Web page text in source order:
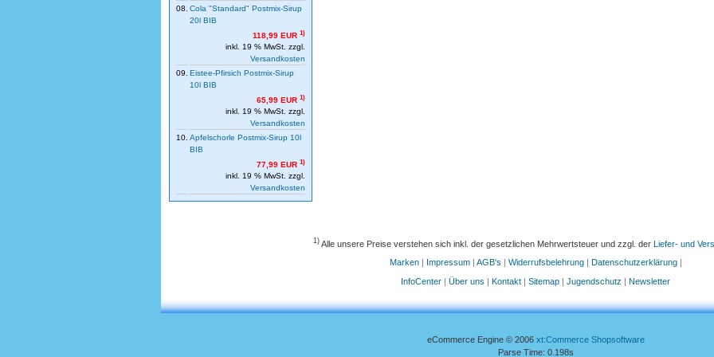
08. Cola "Standard" Postmix-Sirup
20l BIB
118,99 EUR 1)
inkl. 19 % MwSt. zzgl.
Versandkosten
09. Eistee-Pfirsich Postmix-Sirup
10l BIB
65,99 EUR 1)
inkl. 19 % MwSt. zzgl.
Versandkosten
10. Apfelschorle Postmix-Sirup 10l
BIB
77,99 EUR 1)
inkl. 19 % MwSt. zzgl.
Versandkosten
1) Alle unsere Preise verstehen sich inkl. der gesetzlichen Mehrwertsteuer und zzgl. der Liefer- und
Marken| Impressum| AGB's | Widerrufsbelehrung| Datenschutzerklärung|
InfoCenter | Über uns | Kontakt | Sitemap | Jugendschutz | Newsletter
eCommerce Engine © 2006 xt:Commerce Shopsoftware
Parse Time: 0.198s